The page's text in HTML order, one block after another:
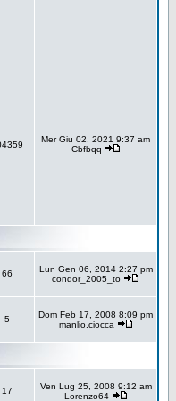
Mer Giu 02, 2021 9:37 am
Cbfbqq
66
Lun Gen 06, 2014 2:27 pm
condor_2005_to
5
Dom Feb 17, 2008 8:09 pm
manlio.ciocca
17
Ven Lug 25, 2008 9:12 am
Lorenzo64